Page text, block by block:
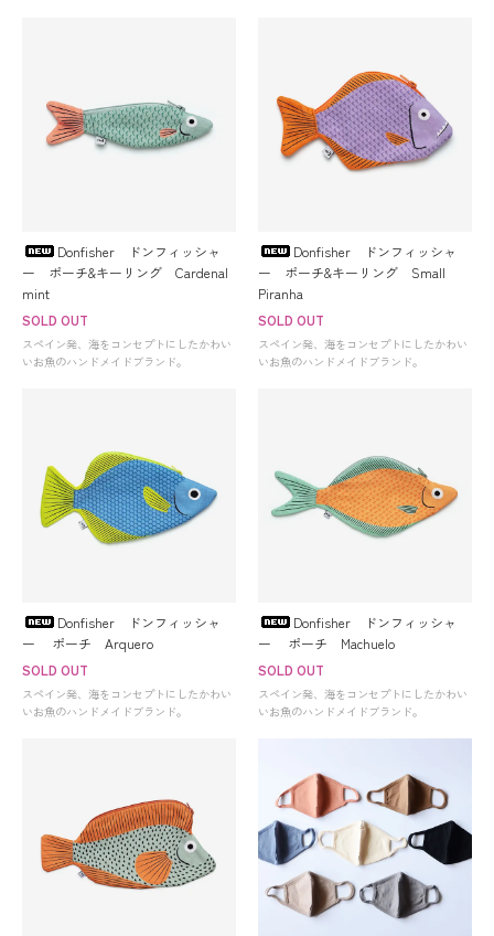
Donfisher ドンフィッシャ
ー ポーチ&キーリング Cardenal
mint
SOLD OUT
スペイン発、海をコンセプトにしたかわい
いお魚のハンドメイドブランド。
Donfisher ドンフィッシャ
ー ポーチ&キーリング Small
Piranha
SOLD OUT
スペイン発、海をコンセプトにしたかわい
いお魚のハンドメイドブランド。
Donfisher ドンフィッシャ
ー ポーチ Arquero
SOLD OUT
スペイン発、海をコンセプトにしたかわい
いお魚のハンドメイドブランド。
Donfisher ドンフィッシャ
ー ポーチ Machuelo
SOLD OUT
スペイン発、海をコンセプトにしたかわい
いお魚のハンドメイドブランド。